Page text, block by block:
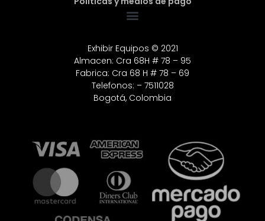
Exhibir Equipos © 2021
Almacen: Cra 68H # 78 – 95
Fabrica: Cra 68 H # 78 – 69
Telefonos: – 7511028
Bogotá, Colombia